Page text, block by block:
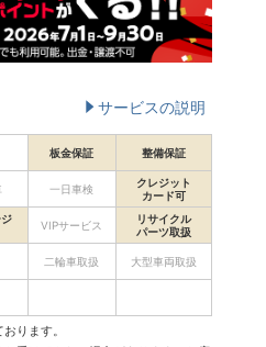
サービスの説明
板金保証 整備保証
一日車検
クレジット
カード可
VIPサービス
リサイクル
パーツ取扱
二輪車取扱 大型車両取扱
ります。